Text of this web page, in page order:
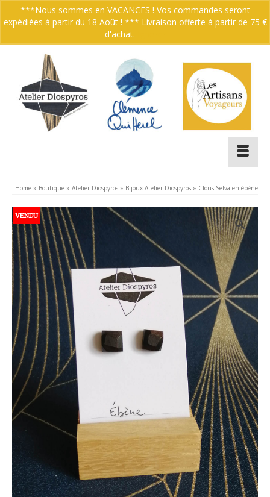
Votre panier 0.00€
Home » Boutique » Atelier Diospyros » Bijoux Atelier Diospyros » Clous Selva en ébène
VENDU
***Nous sommes en VACANCES ! Vos commandes seront
expédiées à partir du 18 Août ! *** Livraison offerte à partir de 75 €
d'achat.